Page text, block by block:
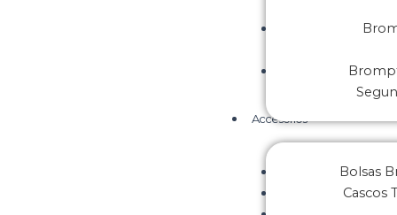
Accesorios
Bolsas
Cascos